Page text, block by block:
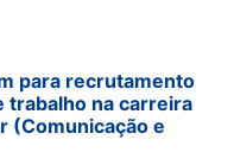
para recrutamento
trabalho na carreira
(Comunicação e